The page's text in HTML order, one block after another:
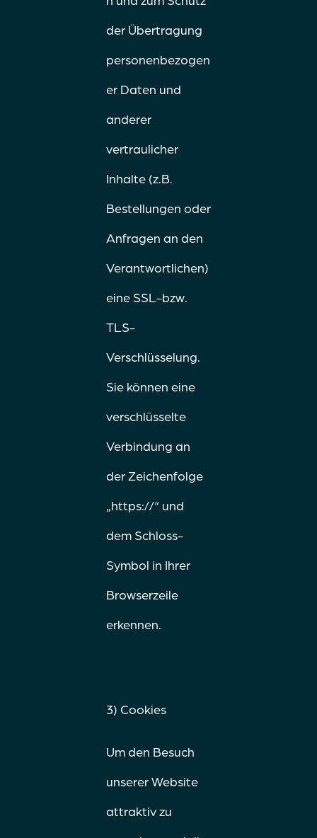
der Übertragung
personenbezogen
er Daten und
anderer
vertraulicher
Inhalte (z.B.
Bestellungen oder
Anfragen an den
Verantwortlichen)
eine SSL-bzw.
TLS-
Verschlüsselung.
Sie können eine
verschlüsselte
Verbindung an
der Zeichenfolge
„https://“ und
dem Schloss-
Symbol in Ihrer
Browserzeile
erkennen.
3) Cookies
Um den Besuch
unserer Website
attraktiv zu